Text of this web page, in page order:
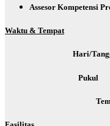
Assesor Kompetensi
Waktu & Tempat
Hari/
Pukul